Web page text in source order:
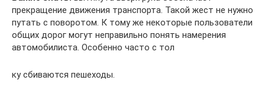
прекращение движения транспорта. Такой жест не нужно
путать с поворотом. К тому же некоторые пользователи
общих дорог могут неправильно понять намерения
автомобилиста. Особенно часто с тол
ку сбиваются пешеходы.